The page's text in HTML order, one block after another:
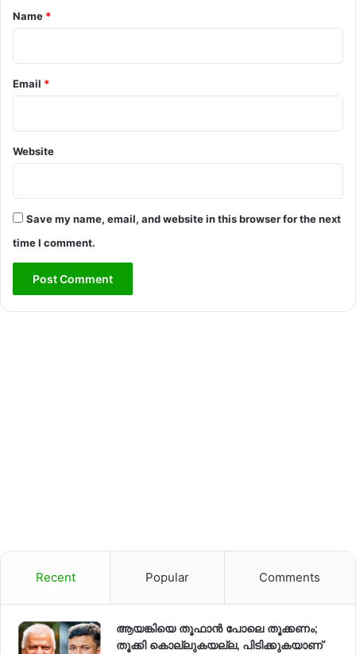
*
Name *
Email *
Website
Save my name, email, and website in this browser for the next
time I comment.
Recent Popular Comments
ആയങ്കിയെ തൂഫാൻ പോലെ തൂക്കണം;
തൂക്കി കൊല്ലുകയല്ല, പിടിക്കുകയാണ്